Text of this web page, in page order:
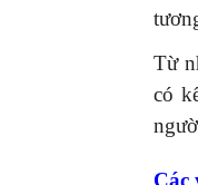
Từ
có
Các